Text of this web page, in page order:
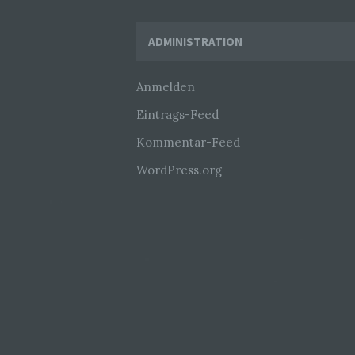
Widgets
ADMINISTRATION
Anmelden
Eintrags-Feed
Kommentar-Feed
WordPress.org